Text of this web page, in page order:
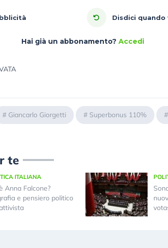
Disdici quando
Hai già un abbonamento? Accedi
# Giancarlo Giorgetti # Superbonus 110% #
te
ITALIANA
Anna Falcone?
e pensiero politico